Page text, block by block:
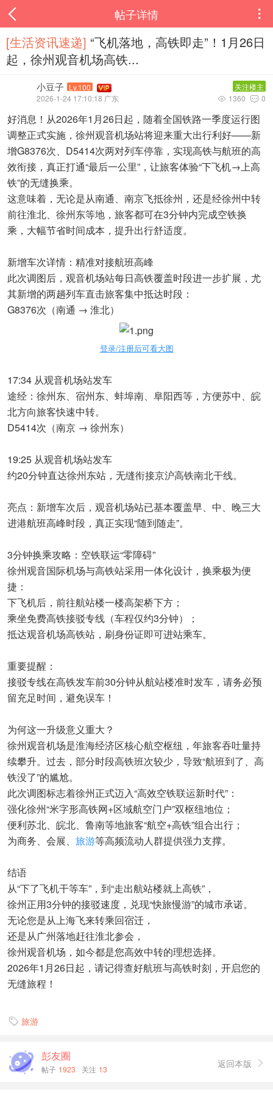
帖子详情 
[生活资讯速递‌] “飞机落地，高铁即走”！1月26日
起，徐州观音机场高铁...
小豆子 Lv.100
关注楼主
2026-1-24 17:10:18 广东
 0
 1360
好消息！从2026年1月26日起，随着全国铁路一季度运行图
调整正式实施，徐州观音机场站将迎来重大出行利好——新
增G8376次、D5414次两对列车停靠，实现高铁与航班的高
效衔接，真正打通“最后一公里”，让旅客体验“下飞机→上高
铁”的无缝换乘。
这意味着，无论是从南通、南京飞抵徐州，还是经徐州中转
前往淮北、徐州东等地，旅客都可在3分钟内完成空铁换
乘，大幅节省时间成本，提升出行舒适度。
新增车次详情：精准对接航班高峰
此次调图后，观音机场站每日高铁覆盖时段进一步扩展，尤
其新增的两趟列车直击旅客集中抵达时段：
G8376次（南通 → 淮北）
登录/注册后可看大图
17:34 从观音机场站发车
途经：徐州东、宿州东、蚌埠南、阜阳西等，方便苏中、皖
北方向旅客快速中转。
D5414次（南京 → 徐州东）
19:25 从观音机场站发车
约20分钟直达徐州东站，无缝衔接京沪高铁南北干线。
亮点：新增车次后，观音机场站已基本覆盖早、中、晚三大
进港航班高峰时段，真正实现“随到随走”。
3分钟换乘攻略：空铁联运“零障碍”
徐州观音国际机场与高铁站采用一体化设计，换乘极为便
捷：
下飞机后，前往航站楼一楼高架桥下方；
乘坐免费高铁接驳专线（车程仅约3分钟）；
抵达观音机场高铁站，刷身份证即可进站乘车。
重要提醒：
接驳专线在高铁发车前30分钟从航站楼准时发车，请务必预
留充足时间，避免误车！
为何这一升级意义重大？
徐州观音机场是淮海经济区核心航空枢纽，年旅客吞吐量持
续攀升。过去，部分时段高铁班次较少，导致“航班到了、高
铁没了”的尴尬。
此次调图标志着徐州正式迈入“高效空铁联运新时代”：
强化徐州“米字形高铁网+区域航空门户”双枢纽地位；
便利苏北、皖北、鲁南等地旅客“航空+高铁”组合出行；
为商务、会展、 旅游等高频流动人群提供强力支撑。
结语
从“下了飞机干等车”，到“走出航站楼就上高铁”，
徐州正用3分钟的接驳速度，兑现“快旅慢游”的城市承诺。
无论您是从上海飞来转乘回宿迁，
还是从广州落地赶往淮北参会，
徐州观音机场，如今都是您高效中转的理想选择。
2026年1月26日起，请记得查好航班与高铁时刻，开启您的
无缝旅程！
 旅游
彭友圈
帖子 1923 关注 13 返回本版 